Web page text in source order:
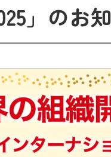
」のお